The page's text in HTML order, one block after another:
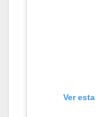
Ver